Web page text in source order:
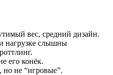
вес, средний дизайн.
слышны
его конёк.
не “игровые”.